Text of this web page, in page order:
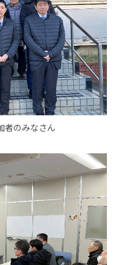
者のみなさん